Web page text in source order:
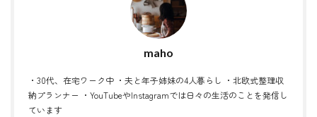
maho
・30代、在宅ワーク中 ・夫と年子姉妹の4人暮らし ・北欧式整理収
納プランナー ・YouTubeやInstagramでは日々の生活のことを発信し
ています